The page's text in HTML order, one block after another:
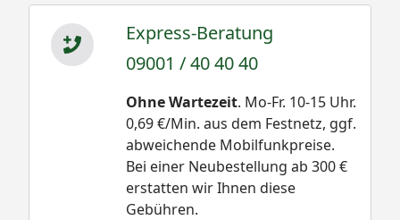
Express-Beratung
09001 / 40 40 40
Ohne Wartezeit. Mo-Fr. 10-15 Uhr.
0,69 €/Min. aus dem Festnetz, ggf.
abweichende Mobilfunkpreise.
Bei einer Neubestellung ab 300 €
erstatten wir Ihnen diese
Gebühren.